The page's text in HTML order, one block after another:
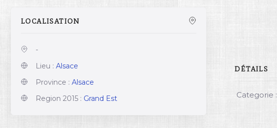
LOCALISATION
-
Lieu : Alsace
Province : Alsace
Region 2015 : Grand Est
DÉTAILS
Categorie :